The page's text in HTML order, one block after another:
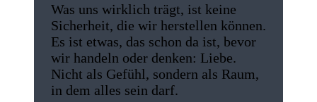
Was uns wirklich trägt, ist keine
Sicherheit, die wir herstellen können.
Es ist etwas, das schon da ist, bevor
wir handeln oder denken: Liebe.
Nicht als Gefühl, sondern als Raum,
in dem alles sein darf.